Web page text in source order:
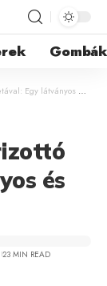
Gombák
látványos és ízletes főétel
és
23 MIN READ